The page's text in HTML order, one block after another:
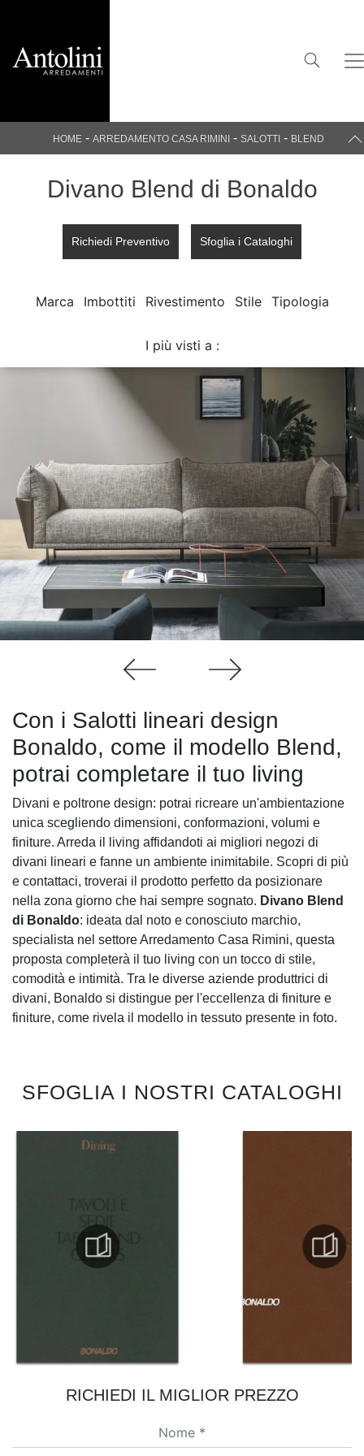
HOME- ARREDAMENTO CASA RIMINI - SALOTTI - BLEND
Divano Blend di Bonaldo
Richiedi Preventivo Sfoglia i Cataloghi
Marca Imbottiti Rivestimento Stile Tipologia
I più visti a :
Con i Salotti lineari design
Bonaldo, come il modello Blend,
potrai completare il tuo living
Divani e poltrone design: potrai ricreare un'ambientazione
unica scegliendo dimensioni, conformazioni, volumi e
finiture. Arreda il living affidandoti ai migliori negozi di
divani lineari e fanne un ambiente inimitabile. Scopri di più
e contattaci, troverai il prodotto perfetto da posizionare
nella zona giorno che hai sempre sognato. Divano Blend
di Bonaldo: ideata dal noto e conosciuto marchio,
specialista nel settore Arredamento Casa Rimini, questa
proposta completerà il tuo living con un tocco di stile,
comodità e intimità. Tra le diverse aziende produttrici di
divani, Bonaldo si distingue per l'eccellenza di finiture e
finiture, come rivela il modello in tessuto presente in foto.
SFOGLIA I NOSTRI CATALOGHI
RICHIEDI IL MIGLIOR PREZZO